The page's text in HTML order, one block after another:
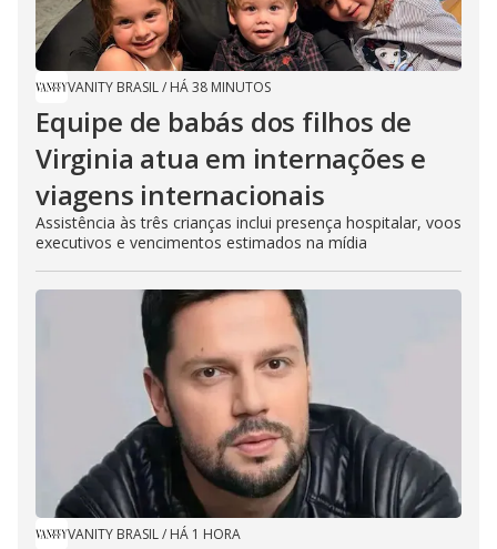
VANITY BRASIL/ HÁ 38 MINUTOS
Equipe de babás dos filhos de
Virginia atua em internações e
viagens internacionais
Assistência às três crianças inclui presença hospitalar, voos
executivos e vencimentos estimados na mídia
VANITY BRASIL/ HÁ 1 HORA